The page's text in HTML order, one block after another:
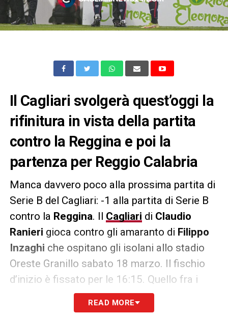
Il Cagliari svolgerà quest’oggi la
rifinitura in vista della partita
contro la Reggina e poi la
partenza per Reggio Calabria
Manca davvero poco alla prossima partita di
Serie B del Cagliari: -1 alla partita di Serie B
contro la Reggina. Il Cagliari di Claudio
Ranieri gioca contro gli amaranto di Filippo
Inzaghi che ospitano gli isolani allo stadio
Oreste Granillo sabato 18 marzo. Il fischio
d’inizio è fissato per le 16:15. Quello fra i
calabresi e i sardi è uno scontro di alta
quota, quasi un assaggio dei prossimi
READ MORE